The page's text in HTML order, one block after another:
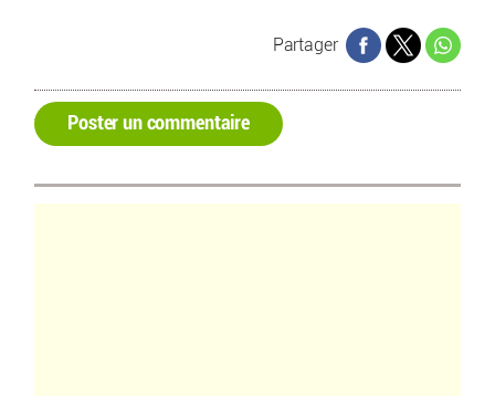
Partager
Poster un commentaire